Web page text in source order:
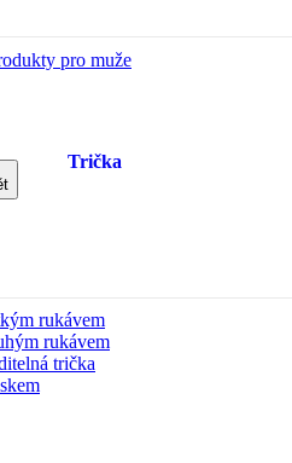
pro muže
Trička
rukávem
rukávem
trička